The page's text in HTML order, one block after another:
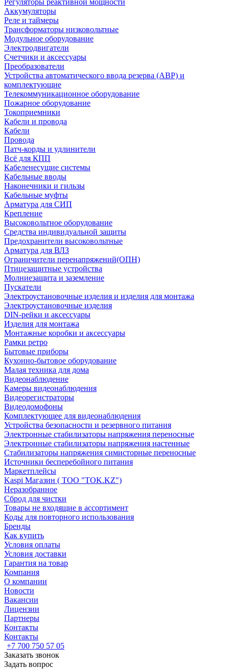
Регуляторы реактивной мощности
Аккумуляторы
Реле и таймеры
Трансформаторы низковольтные
Модульное оборудование
Электродвигатели
Счетчики и аксессуары
Преобразователи
Устройства автоматического ввода резерва (АВР) и
комплектующие
Телекоммуникационное оборудование
Пожарное оборудование
Токоприемники
Кабели и провода
Кабели
Провода
Патч-корды и удлинители
Всё для КПП
Кабеленесущие системы
Кабельные вводы
Наконечники и гильзы
Кабельные муфты
Арматура для СИП
Крепление
Высоковольтное оборудование
Средства индивидуальной защиты
Предохранители высоковольтные
Арматура для ВЛЗ
Ограничители перенапряжений(ОПН)
Птицезащитные устройства
Молниезащита и заземление
Пускатели
Электроустановочные изделия и изделия для монтажа
Электроустановочные изделия
DIN-рейки и аксессуары
Изделия для монтажа
Монтажные коробки и аксессуары
Рамки ретро
Бытовые приборы
Кухонно-бытовое оборудование
Малая техника для дома
Видеонаблюдение
Камеры видеонаблюдения
Видеорегистраторы
Видеодомофоны
Комплектующее для видеонаблюдения
Устройства безопасности и резервного питания
Электронные стабилизаторы напряжения переносные
Электронные стабилизаторы напряжения настенные
Стабилизаторы напряжения симисторные переносные
Источники бесперебойного питания
Маркетплейсы
Kaspi Магазин ( ТОО "TOK.KZ")
Неразобранное
Сброд для чистки
Товары не входящие в ассортимент
Коды для повторного использования
Бренды
Как купить
Условия оплаты
Условия доставки
Гарантия на товар
Компания
О компании
Новости
Вакансии
Лицензии
Партнеры
Контакты
Контакты
+7 700 750 57 05
Заказать звонок
Задать вопрос